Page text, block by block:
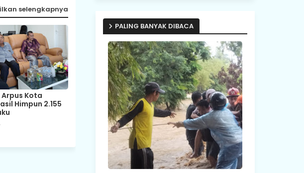
selengkapnya
Arpus Kota
Himpun 2.155
PALING BANYAK DIBACA